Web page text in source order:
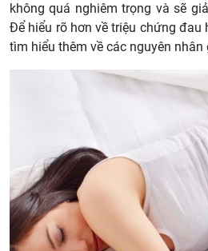
không quá nghiêm trọng và sẽ
Để hiểu rõ hơn về triệu chứng đau
tìm hiểu thêm về các nguyên nhân